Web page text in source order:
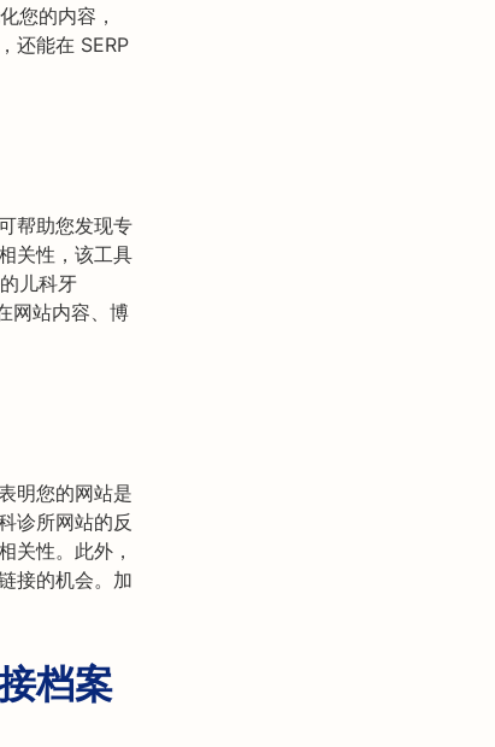
您的内容，
还能在 SERP
帮助您发现专
关性，该工具
儿科牙
网站内容、博
明您的网站是
诊所网站的反
关性。此外，
接的机会。加
档案